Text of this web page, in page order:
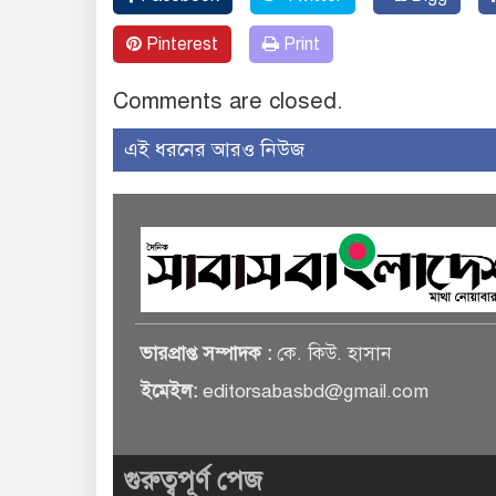
Pinterest Print
Comments are closed.
এই ধরনের আরও নিউজ
ভারপ্রাপ্ত সম্পাদক : কে. কিউ. হাসান
ইমেইল: editorsabasbd@gmail.com
গুরুত্বপূর্ণ পেজ